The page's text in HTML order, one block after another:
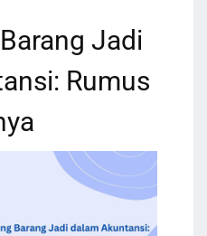
Jadi
Rumus